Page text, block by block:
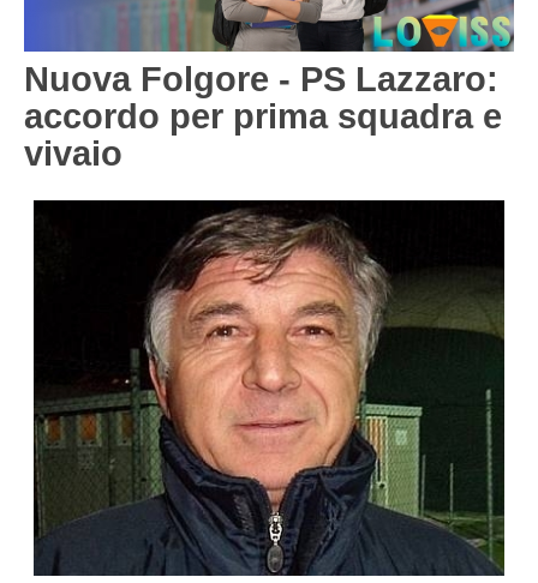
Nuova Folgore - PS Lazzaro:
accordo per prima squadra e
vivaio